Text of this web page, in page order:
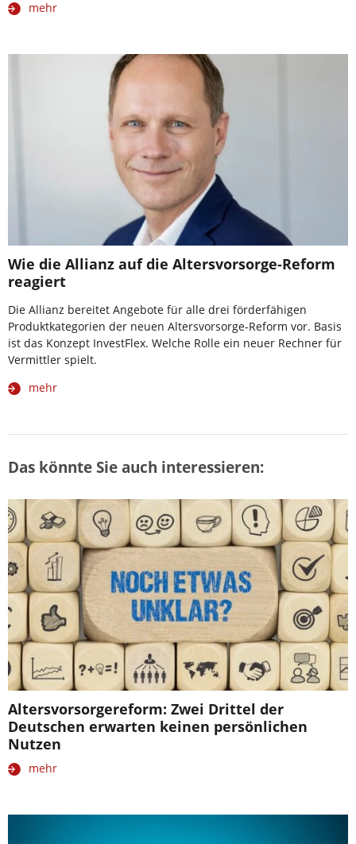
mehr
Wie die Allianz auf die Altersvorsorge-Reform
reagiert
Die Allianz bereitet Angebote für alle drei förderfähigen
Produktkategorien der neuen Altersvorsorge-Reform vor. Basis
ist das Konzept InvestFlex. Welche Rolle ein neuer Rechner für
Vermittler spielt.
mehr
Das könnte Sie auch interessieren:
Altersvorsorgereform: Zwei Drittel der
Deutschen erwarten keinen persönlichen
Nutzen
mehr